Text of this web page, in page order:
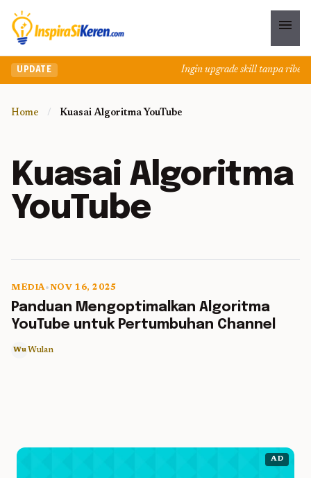
menu
UPDATE Ingin upgrade skill tanpa ribet?
Home / Kuasai Algoritma YouTube
Kuasai Algoritma
YouTube
5 min read
MEDIA•NOV 16, 2025
Panduan Mengoptimalkan Algoritma
YouTube untuk Pertumbuhan Channel
Wu Wulan
AD